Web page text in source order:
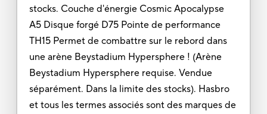
stocks. Couche d'énergie Cosmic Apocalypse
A5 Disque forgé D75 Pointe de performance
TH15 Permet de combattre sur le rebord dans
une arène Beystadium Hypersphere ! (Arène
Beystadium Hypersphere requise. Vendue
séparément. Dans la limite des stocks). Hasbro
et tous les termes associés sont des marques de